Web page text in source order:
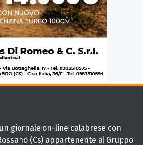
giornale on-line calabrese con
(Cs) appartenente al Gruppo